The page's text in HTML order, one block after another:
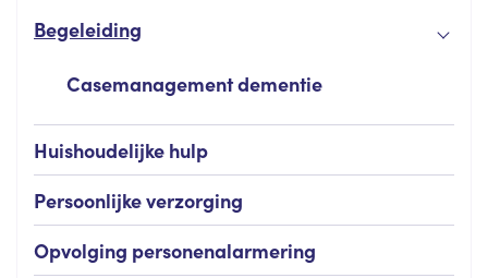
Begeleiding
Casemanagement dementie
Huishoudelijke hulp
Persoonlijke verzorging
Opvolging personenalarmering